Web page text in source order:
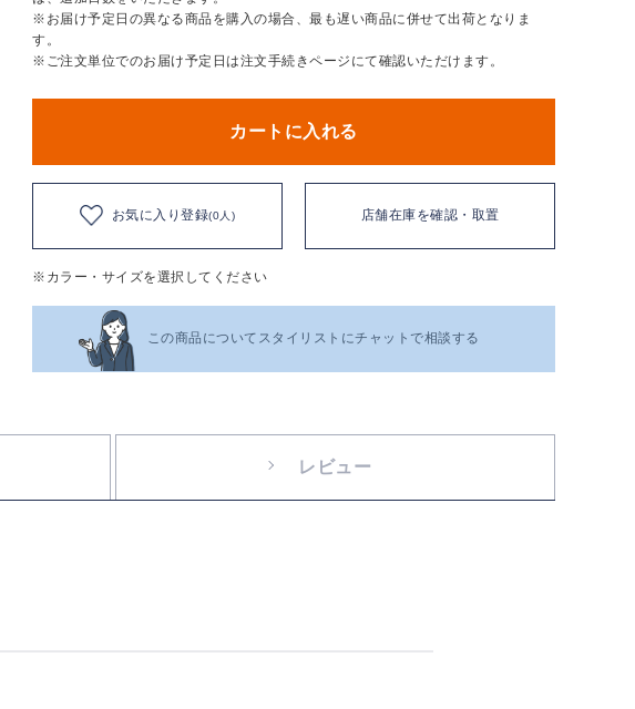
※お届け予定日の異なる商品を購入の場合、最も遅い商品に併せて出荷となりま
す。
※ご注文単位でのお届け予定日は注文手続きページにて確認いただけます。
カートに入れる
お気に入り登録(0人) 店舗在庫を確認・取置
※カラー・サイズを選択してください
この商品についてスタイリストにチャットで相談する
レビュー